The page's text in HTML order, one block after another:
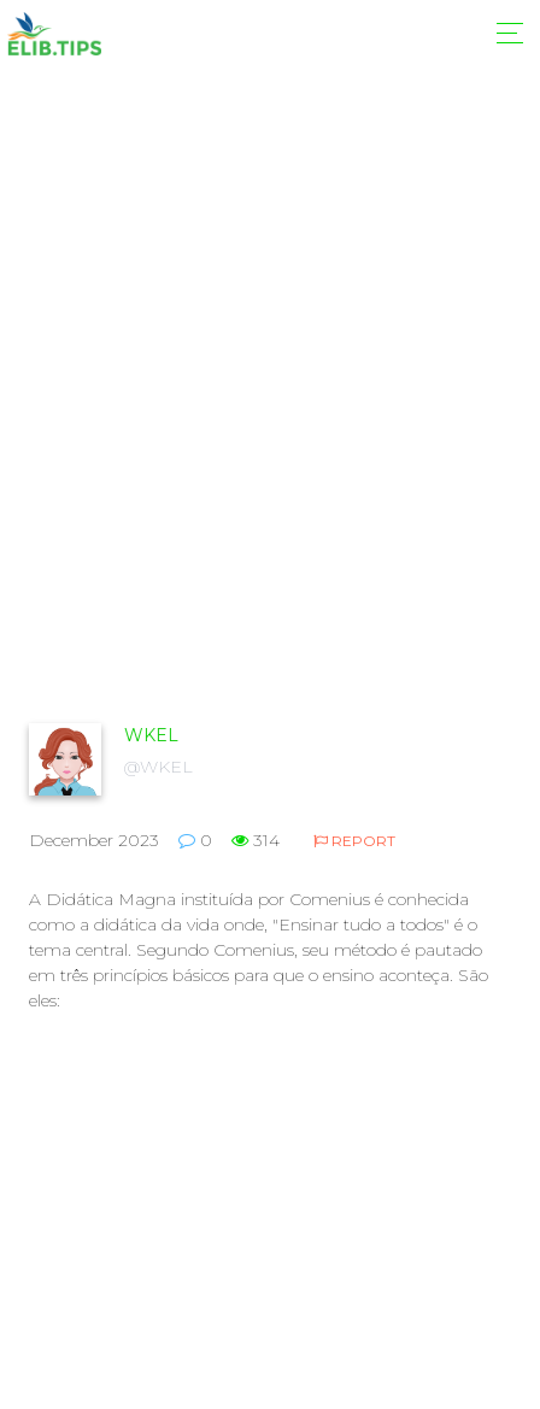
WKEL
@WKEL
December 2023 0 314 REPORT
A Didática Magna instituída por Comenius é conhecida
como a didática da vida onde, "Ensinar tudo a todos" é o
tema central. Segundo Comenius, seu método é pautado
em três princípios básicos para que o ensino aconteça. São
eles: